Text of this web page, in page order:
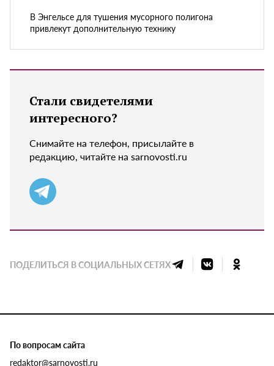
В Энгельсе для тушения мусорного полигона
привлекут дополнительную технику
Стали свидетелями
интересного?
Снимайте на телефон, присылайте в
редакцию, читайте на sarnovosti.ru
ПОДЕЛИТЬСЯ В СОЦИАЛЬНЫХ СЕТЯХ
По вопросам сайта
redaktor@sarnovosti.ru